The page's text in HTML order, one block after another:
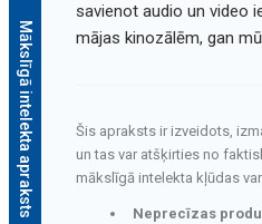
Mākslīgā intelekta apraksts
savienot audio un video
mājas kinozālēm, gan
Šis apraksts ir izveidots,
un tas var atšķirties no
mākslīgā intelekta kļūdas
Neprecīzas